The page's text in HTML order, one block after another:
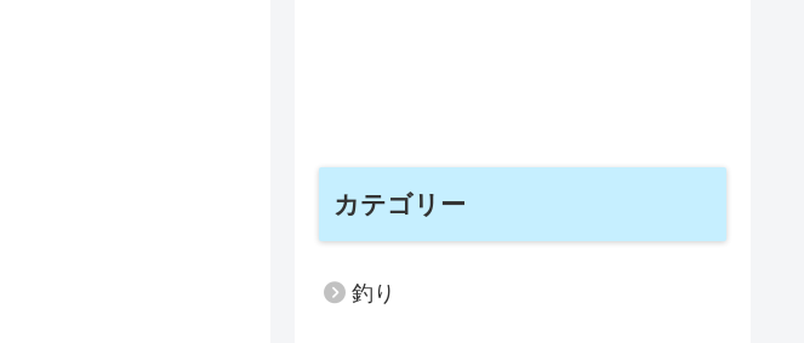
カテゴリー
釣り